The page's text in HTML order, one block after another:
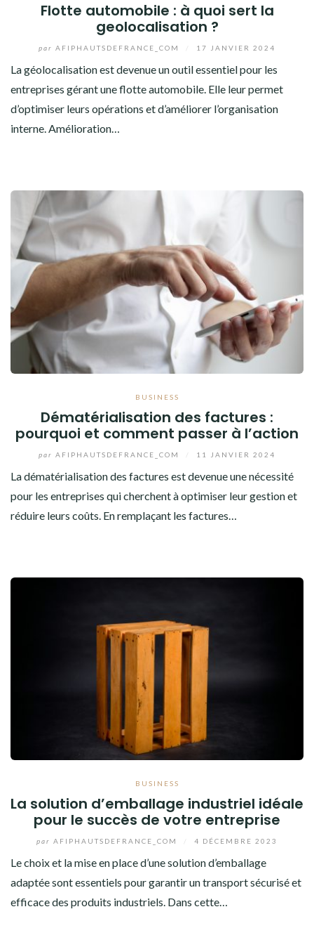
Flotte automobile : à quoi sert la
geolocalisation ?
par AFIPHAUTSDEFRANCE_COM 17 JANVIER 2024
La géolocalisation est devenue un outil essentiel pour les
entreprises gérant une flotte automobile. Elle leur permet
d’optimiser leurs opérations et d’améliorer l’organisation
interne. Amélioration…
BUSINESS
Dématérialisation des factures :
pourquoi et comment passer à l’action
par AFIPHAUTSDEFRANCE_COM 11 JANVIER 2024
La dématérialisation des factures est devenue une nécessité
pour les entreprises qui cherchent à optimiser leur gestion et
réduire leurs coûts. En remplaçant les factures…
BUSINESS
La solution d’emballage industriel idéale
pour le succès de votre entreprise
par AFIPHAUTSDEFRANCE_COM 4 DÉCEMBRE 2023
Le choix et la mise en place d’une solution d’emballage
adaptée sont essentiels pour garantir un transport sécurisé et
efficace des produits industriels. Dans cette…